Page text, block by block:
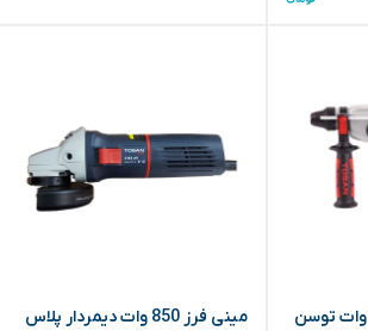
بتن کن 2 کیلویی 800 وات توسن
مینی فرز 850 وات دیمردار پلاس